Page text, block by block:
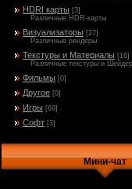
HDRI карты [3]
Различные HDR-карты
Визуализаторы [27]
Различные рендеры
Текстуры и Материалы [16]
Различные текстуры и
Фильмы [0]
Другое [0]
Игры [69]
Софт [3]
Мини-чат